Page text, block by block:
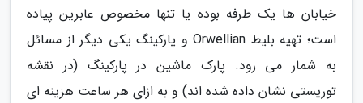
خیابان ها یک طرفه بوده یا تنها مخصوص عابرین پیاده
است؛ تهیه بلیط Orwellian و پارکینگ یکی دیگر از مسائل
به شمار می رود. پارک ماشین در پارکینگ (در نقشه
توریستی نشان داده شده اند) و به ازای هر ساعت هزینه ای